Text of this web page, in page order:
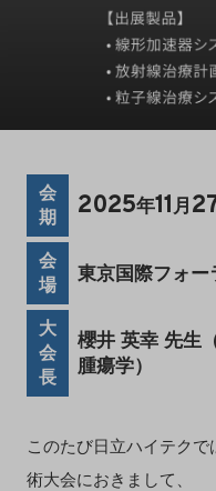
会
期
2025年11月
会
場
東京国際フォ
大
会
長
櫻井 英幸 先生
腫瘍学）
このたび日立ハイテク
術大会におきまして、